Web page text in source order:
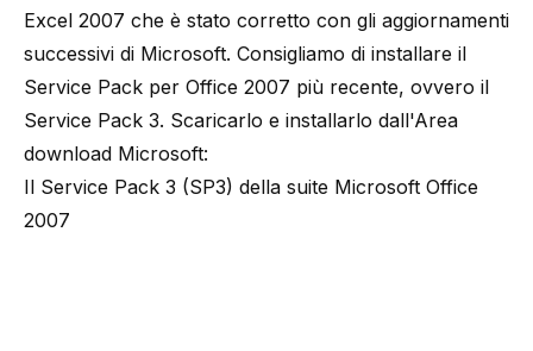
Excel 2007 che è stato corretto con gli aggiornamenti
successivi di Microsoft. Consigliamo di installare il
Service Pack per Office 2007 più recente, ovvero il
Service Pack 3. Scaricarlo e installarlo dall'Area
download Microsoft:
Il Service Pack 3 (SP3) della suite Microsoft Office
2007